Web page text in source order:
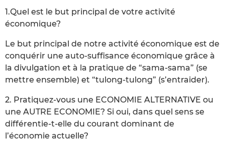
1.Quel est le but principal de votre activité
économique?
Le but principal de notre activité économique est de
conquérir une auto-suffisance économique grâce à
la divulgation et à la pratique de “sama-sama” (se
mettre ensemble) et “tulong-tulong” (s’entraider).
2. Pratiquez-vous une ECONOMIE ALTERNATIVE ou
une AUTRE ECONOMIE? Si oui, dans quel sens se
différentie-t-elle du courant dominant de
l’économie actuelle?